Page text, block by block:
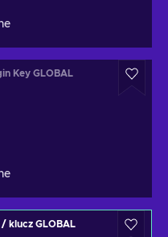
Key GLOBAL
/ klucz GLOBAL